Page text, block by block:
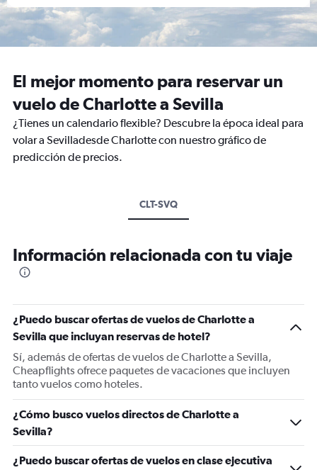
El mejor momento para reservar un
vuelo de Charlotte a Sevilla
¿Tienes un calendario flexible? Descubre la época ideal para
volar a Sevilladesde Charlotte con nuestro gráfico de
predicción de precios.
CLT-SVQ
Información relacionada con tu viaje
¿Puedo buscar ofertas de vuelos de Charlotte a
Sevilla que incluyan reservas de hotel?
Sí, además de ofertas de vuelos de Charlotte a Sevilla,
Cheapflights ofrece paquetes de vacaciones que incluyen
tanto vuelos como hoteles.
¿Cómo busco vuelos directos de Charlotte a
Sevilla?
¿Puedo buscar ofertas de vuelos en clase ejecutiva